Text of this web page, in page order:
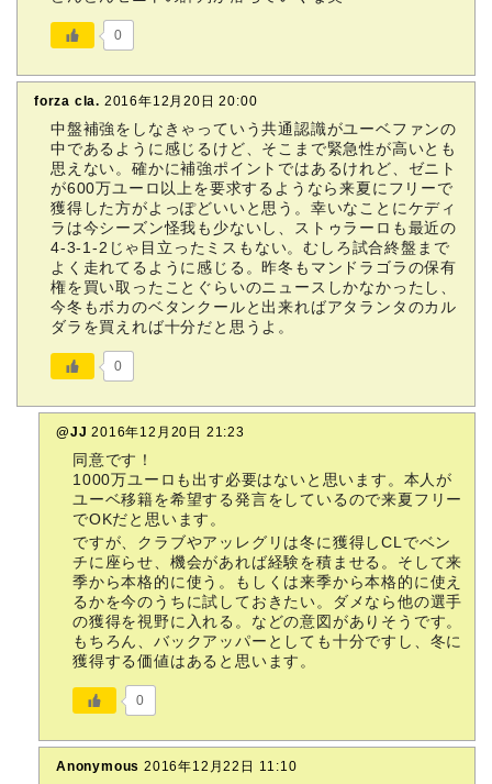
0
forza cla. 2016年12月20日 20:00
中盤補強をしなきゃっていう共通認識がユーベファンの
中であるように感じるけど、そこまで緊急性が高いとも
思えない。確かに補強ポイントではあるけれど、ゼニト
が600万ユーロ以上を要求するようなら来夏にフリーで
獲得した方がよっぽどいいと思う。幸いなことにケディ
ラは今シーズン怪我も少ないし、ストゥラーロも最近の
4-3-1-2じゃ目立ったミスもない。むしろ試合終盤まで
よく走れてるように感じる。昨冬もマンドラゴラの保有
権を買い取ったことぐらいのニュースしかなかったし、
今冬もボカのベタンクールと出来ればアタランタのカル
ダラを買えれば十分だと思うよ。
0
@JJ 2016年12月20日 21:23
同意です！
1000万ユーロも出す必要はないと思います。本人が
ユーベ移籍を希望する発言をしているので来夏フリー
でOKだと思います。
ですが、クラブやアッレグリは冬に獲得しCLでベン
チに座らせ、機会があれば経験を積ませる。そして来
季から本格的に使う。もしくは来季から本格的に使え
るかを今のうちに試しておきたい。ダメなら他の選手
の獲得を視野に入れる。などの意図がありそうです。
もちろん、バックアッパーとしても十分ですし、冬に
獲得する価値はあると思います。
0
Anonymous 2016年12月22日 11:10